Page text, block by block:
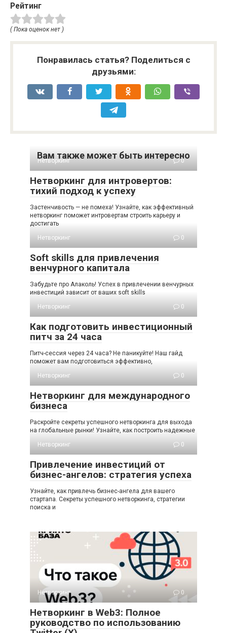
Рейтинг
( Пока оценок нет )
Понравилась статья? Поделиться с
друзьями:
Вам также может быть интересно
Нетворкинг 0
Нетворкинг для интровертов:
тихий подход к успеху
Застенчивость — не помеха! Узнайте, как эффективный
нетворкинг поможет интровертам строить карьеру и
достигать
Нетворкинг
0
Soft skills для привлечения
венчурного капитала
Забудьте про Алаколь! Успех в привлечении венчурных
инвестиций зависит от ваших soft skills
Нетворкинг
0
Как подготовить инвестиционный
питч за 24 часа
Питч-сессия через 24 часа? Не паникуйте! Наш гайд
поможет вам подготовиться эффективно,
Нетворкинг
0
Нетворкинг для международного
бизнеса
Раскройте секреты успешного нетворкинга для выхода
на глобальные рынки! Узнайте, как построить надежные
Нетворкинг
0
Привлечение инвестиций от
бизнес-ангелов: стратегия успеха
Узнайте, как привлечь бизнес-ангела для вашего
стартапа. Секреты успешного нетворкинга, стратегии
поиска и
Нетворкинг 0
Нетворкинг в Web3: Полное
руководство по использованию